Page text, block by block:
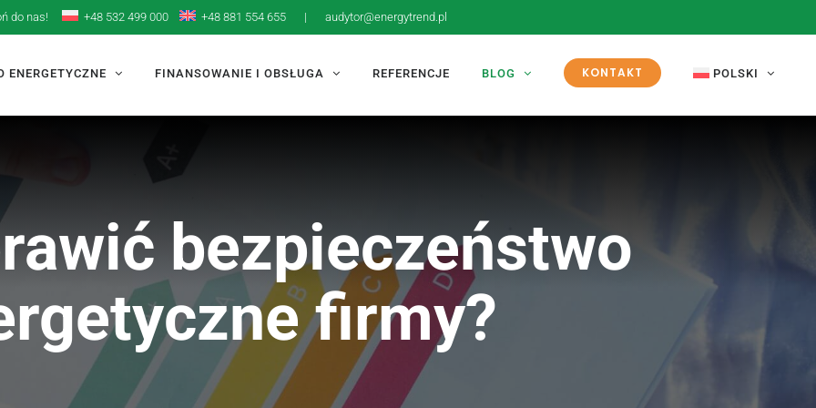
do nas! +48 532 499 000 +48 881 554 655 | audytor@energytrend.pl
ENERGETYCZNE FINANSOWANIE I OBSŁUGA REFERENCJE BLOG KONTAKT POLSKI
bezpieczeństwo
firmy?